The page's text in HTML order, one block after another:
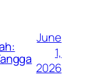
June
1,
2026